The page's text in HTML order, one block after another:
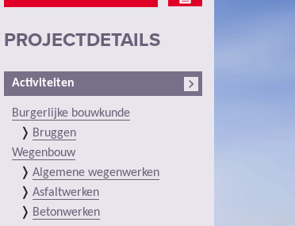
PROJECTDETAILS
Activiteiten
Burgerlijke bouwkunde
Bruggen
Wegenbouw
Algemene wegenwerken
Asfaltwerken
Betonwerken